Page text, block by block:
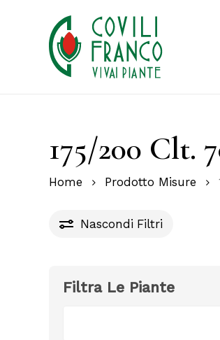
175/200 Clt.
Home Prodotto Misure
Nascondi Filtri
Filtra Le Piante